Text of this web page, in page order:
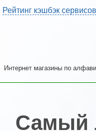
Рейтинг кэшбэк сервисов
Интернет магазины по
Самый